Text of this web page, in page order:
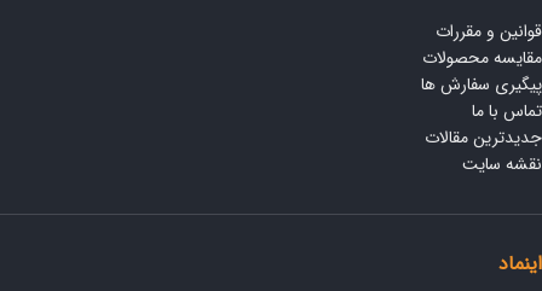
قوانین و مقررات
مقایسه محصولات
پیگیری سفارش ها
تماس با ما
جدیدترین مقالات
نقشه سایت
اینماد